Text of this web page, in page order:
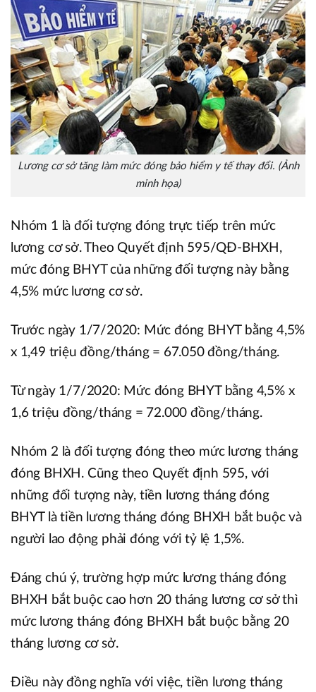
Lương cơ sở tăng làm mức đóng bảo hiểm y tế thay đổi. (Ảnh
minh họa)
Nhóm 1 là đối tượng đóng trực tiếp trên mức
lương cơ sở. Theo Quyết định 595/QĐ-BHXH,
mức đóng BHYT của những đối tượng này bằng
4,5% mức lương cơ sở.
Trước ngày 1/7/2020: Mức đóng BHYT bằng 4,5%
x 1,49 triệu đồng/tháng = 67.050 đồng/tháng.
Từ ngày 1/7/2020: Mức đóng BHYT bằng 4,5% x
1,6 triệu đồng/tháng = 72.000 đồng/tháng.
Nhóm 2 là đối tượng đóng theo mức lương tháng
đóng BHXH. Cũng theo Quyết định 595, với
những đối tượng này, tiền lương tháng đóng
BHYT là tiền lương tháng đóng BHXH bắt buộc và
người lao động phải đóng với tỷ lệ 1,5%.
Đáng chú ý, trường hợp mức lương tháng đóng
BHXH bắt buộc cao hơn 20 tháng lương cơ sở thì
mức lương tháng đóng BHXH bắt buộc bằng 20
tháng lương cơ sở.
Điều này đồng nghĩa với việc, tiền lương tháng